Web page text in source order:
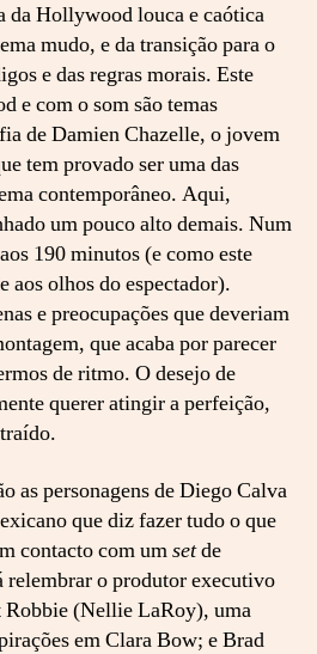
da Hollywood louca e caótica
mudo, e da transição para o
e das regras morais. Este
e com o som são temas
de Damien Chazelle, o jovem
tem provado ser uma das
contemporâneo. Aqui,
um pouco alto demais. Num
190 minutos (e como este
aos olhos do espectador).
e preocupações que deveriam
que acaba por parecer
de ritmo. O desejo de
querer atingir a perfeição,
as personagens de Diego Calva
que diz fazer tudo o que
contacto com umsetde
relembrar o produtor executivo
(Nellie LaRoy), uma
em Clara Bow; e Brad